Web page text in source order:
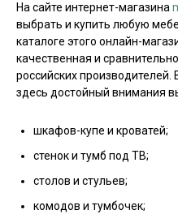
На сайте интернет-магазина
выбрать и купить любую
каталоге этого онлайн-
качественная и
российских производителей.
здесь достойный внимания
шкафов-купе и кроватей;
стенок и тумб под ТВ;
столов и стульев;
комодов и тумбочек;